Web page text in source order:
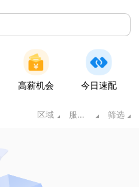
高薪机会 今日速配
区域 服务业 筛选